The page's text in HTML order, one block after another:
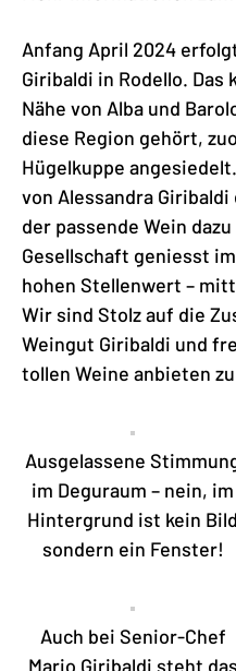
Anfang April 2024
Giribaldi in Rodello.
Nähe von Alba und
diese Region gehört,
Hügelkuppe
von Alessandra
der passende Wein
Gesellschaft geniesst
hohen Stellenwert –
Wir sind Stolz auf die
Weingut Giribaldi und
tollen Weine anbieten
Ausgelassene
im Deguraum – nein, im
Hintergrund ist kein Bild
sondern ein Fenster!
Auch bei Senior-Chef
Mario Giribaldi steht das